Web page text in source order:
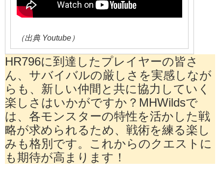
（出典 Youtube）
HR796に到達したプレイヤーの皆さ
ん、サバイバルの厳しさを実感しなが
らも、新しい仲間と共に協力していく
楽しさはいかがですか？MHWildsで
は、各モンスターの特性を活かした戦
略が求められるため、戦術を練る楽し
みも格別です。これからのクエストに
も期待が高まります！